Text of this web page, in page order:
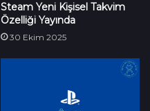
Steam Yeni Kişisel Takvim
Özelliği Yayında
30 Ekim 2025